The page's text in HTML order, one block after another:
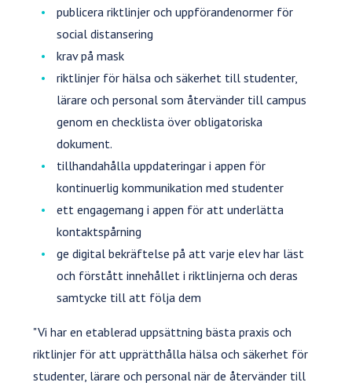
publicera riktlinjer och uppförandenormer för
social distansering
krav på mask
riktlinjer för hälsa och säkerhet till studenter,
lärare och personal som återvänder till campus
genom en checklista över obligatoriska
dokument.
tillhandahålla uppdateringar i appen för
kontinuerlig kommunikation med studenter
ett engagemang i appen för att underlätta
kontaktspårning
ge digital bekräftelse på att varje elev har läst
och förstått innehållet i riktlinjerna och deras
samtycke till att följa dem
"Vi har en etablerad uppsättning bästa praxis och
riktlinjer för att upprätthålla hälsa och säkerhet för
studenter, lärare och personal när de återvänder till